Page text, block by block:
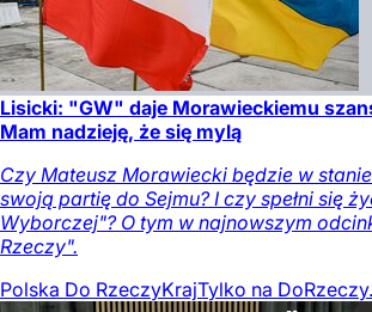
Lisicki: "GW" daje Morawieckiemu
Mam nadzieję, że się mylą
Czy Mateusz Morawiecki będzie w
swoją partię do Sejmu? I czy spełni się
Wyborczej"? O tym w najnowszym
Rzeczy".
Polska Do RzeczyKrajTylko na